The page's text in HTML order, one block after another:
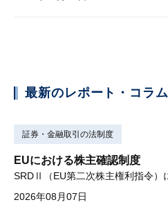
最新のレポート・コラム
証券・金融取引の法制度
EUにおける株主確認制度
2026年08月07日